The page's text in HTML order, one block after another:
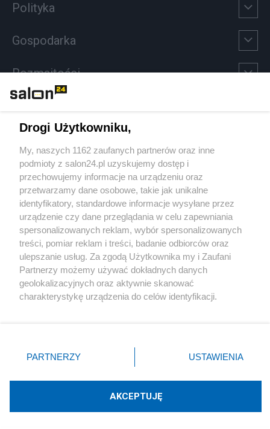
Polityka
Gospodarka
Rozmaitości
Sport
Społeczeństwo
Kultura
X Facebook Instagram Youtube
Technologię dostarcza:W3media.pl
Drogi Użytkowniku,
My, naszych 1162 zaufanych partnerów oraz inne
podmioty z salon24.pl uzyskujemy dostęp i
przechowujemy informacje na urządzeniu oraz
przetwarzamy dane osobowe, takie jak unikalne
identyfikatory, standardowe informacje wysyłane przez
urządzenie czy dane przeglądania w celu zapewniania
spersonalizowanych reklam, wybór spersonalizowanych
treści, pomiar reklam i treści, badanie odbiorców oraz
ulepszanie usług. Za zgodą Użytkownika my i Zaufani
Partnerzy możemy używać dokładnych danych
geolokalizacyjnych oraz aktywnie skanować
charakterystykę urządzenia do celów identyfikacji.
zmienić/wycofać klikając przycisk ustawień prywatności
znajdujący się w lewym dolnym rogu strony
rodzaje przetwarzania danych nie wymagają zgody
użytkownika, ale masz prawo sprzeciwić się takiemu
PARTNERZY USTAWIENIA
AKCEPTUJĘ